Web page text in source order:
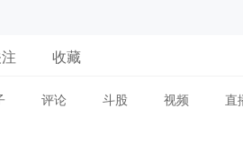
收藏
评论 斗股 视频 直